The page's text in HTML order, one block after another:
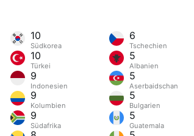
10
Südkorea
10
Türkei
9
Indonesien
9
Kolumbien
9
Südafrika
6
Tschechien
5
Albanien
5
Aserbaidschan
5
Bulgarien
5
Guatemala